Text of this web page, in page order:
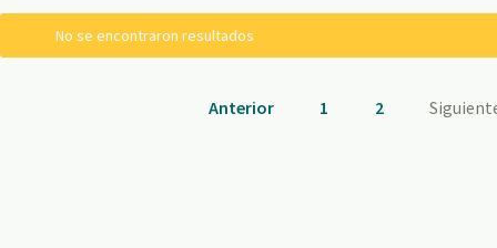
No se encontraron resultados
Anterior 1 2